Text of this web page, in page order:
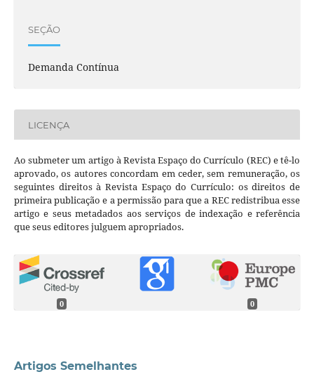
SEÇÃO
Demanda Contínua
LICENÇA
Ao submeter um artigo à Revista Espaço do Currículo (REC) e tê-lo
aprovado, os autores concordam em ceder, sem remuneração, os
seguintes direitos à Revista Espaço do Currículo: os direitos de
primeira publicação e a permissão para que a REC redistribua esse
artigo e seus metadados aos serviços de indexação e referência
que seus editores julguem apropriados.
0 0
Artigos Semelhantes